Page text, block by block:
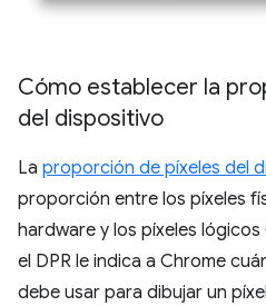
Cómo establecer la
del dispositivo
La proporción de píxeles del
proporción entre los píxeles
hardware y los píxeles lógicos
el DPR le indica a Chrome
debe usar para dibujar un